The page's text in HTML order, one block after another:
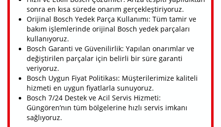
sonra en kısa sürede onarım gerçekleştiriyoruz.
Orijinal Bosch Yedek Parça Kullanımı: Tüm tamir ve
bakım işlemlerinde orijinal Bosch yedek parçaları
kullanıyoruz.
Bosch Garanti ve Güvenilirlik: Yapılan onarımlar ve
değiştirilen parçalar için belirli bir süre garanti
veriyoruz.
Bosch Uygun Fiyat Politikası: Müşterilerimize kaliteli
hizmeti en uygun fiyatlarla sunuyoruz.
Bosch 7/24 Destek ve Acil Servis Hizmeti:
Güngören’nın tüm bölgelerine hızlı servis imkanı
sağlıyoruz.